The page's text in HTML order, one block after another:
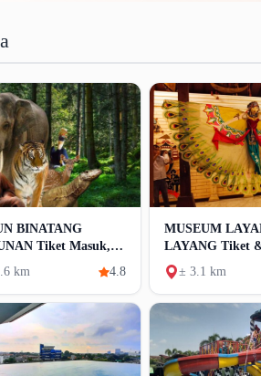
BINATANG
Tiket Masuk,
& Alamat
km 4.8
MUSEUM
LAYANG Tiket
Koleksi
± 3.1 km